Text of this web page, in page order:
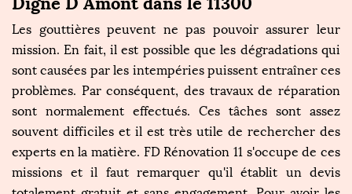
Les gouttières peuvent ne pas pouvoir assurer leur
mission. En fait, il est possible que les dégradations qui
sont causées par les intempéries puissent entraîner ces
problèmes. Par conséquent, des travaux de réparation
sont normalement effectués. Ces tâches sont assez
souvent difficiles et il est très utile de rechercher des
experts en la matière. FD Rénovation 11 s'occupe de ces
missions et il faut remarquer qu'il établit un devis